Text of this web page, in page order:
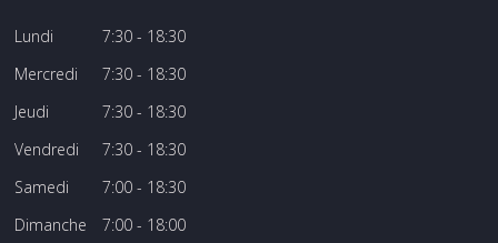
Lundi
Mercredi
Jeudi
Vendredi
Samedi
Dimanche
7:30 - 18:30
7:30 - 18:30
7:30 - 18:30
7:30 - 18:30
7:00 - 18:30
7:00 - 18:00